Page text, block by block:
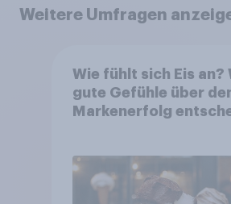
Weitere Umfragen
Wie fühlt sich Eis an?
gute Gefühle über
Markenerfolg